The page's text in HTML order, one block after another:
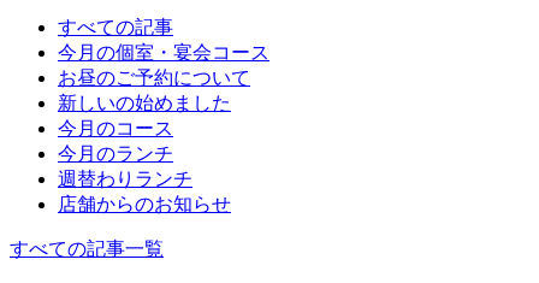
すべての記事
今月の個室・宴会コース
お昼のご予約について
新しいの始めました
今月のコース
今月のランチ
週替わりランチ
店舗からのお知らせ
すべての記事一覧